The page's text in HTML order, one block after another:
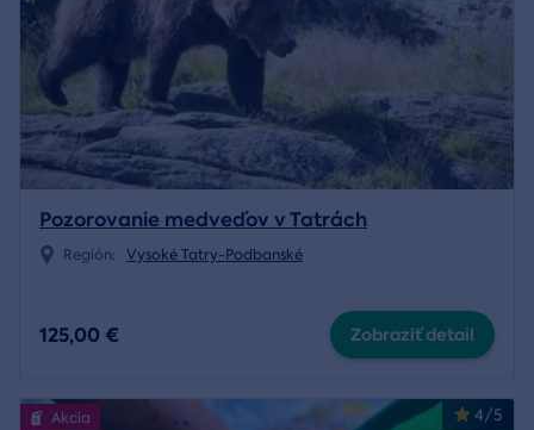
Pozorovanie medveďov v Tatrách
Región: Vysoké Tatry-Podbanské
125,00 € Zobraziť detail
4/5
Akcia